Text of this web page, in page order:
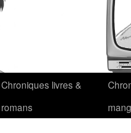
Chroniques livres &
romans